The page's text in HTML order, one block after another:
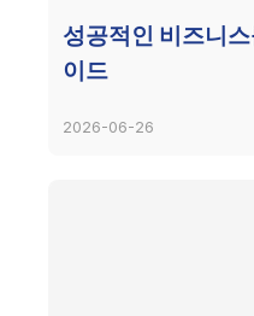
성공적인 비즈니
이드
2026-06-26